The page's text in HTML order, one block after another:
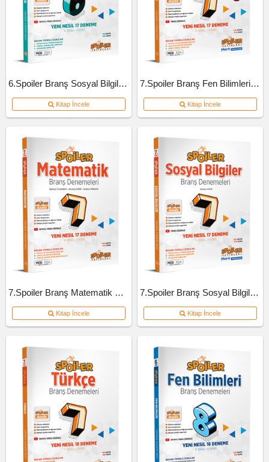
6.Spoiler Branş Sosyal Bilgiler Deneme
Kitap İncele
7.Spoiler Branş Fen Bilimleri Deneme
Kitap İncele
7.Spoiler Branş Matematik Deneme
Kitap İncele
7.Spoiler Branş Sosyal Bilgiler Deneme
Kitap İncele